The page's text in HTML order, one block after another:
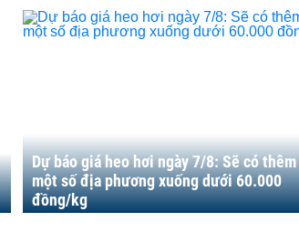
Dự báo giá heo hơi ngày 7/8: Sẽ có thêm
một số địa phương xuống dưới 60.000
đồng/kg